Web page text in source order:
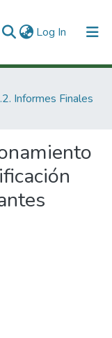
Log In (current)
Informes Finales